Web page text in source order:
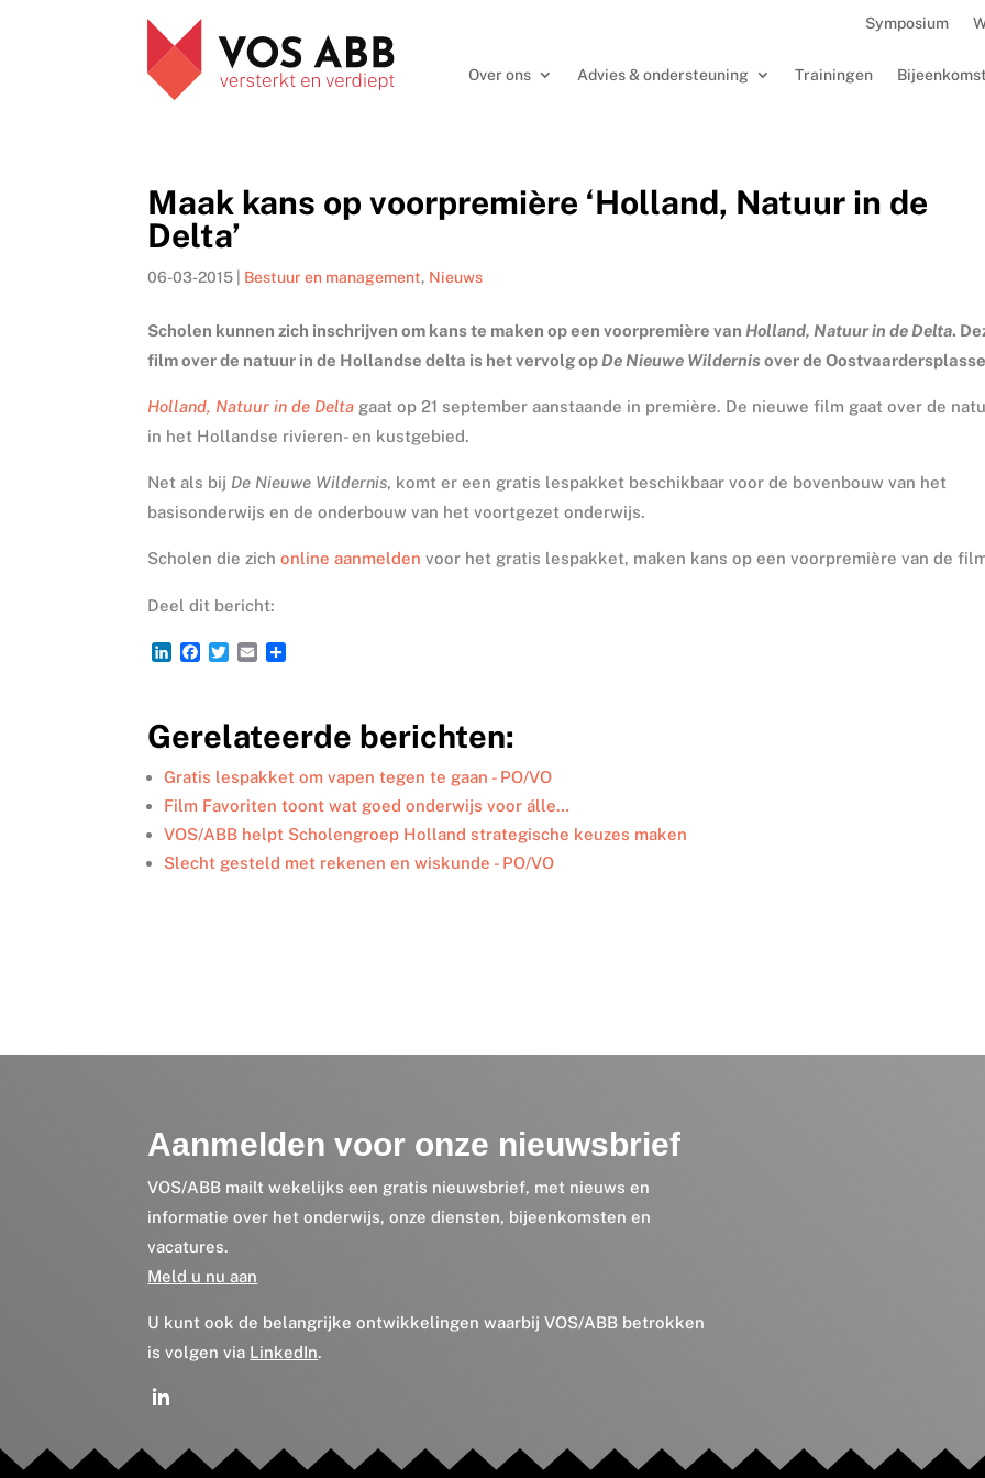
Symposium
Over ons Advies & ondersteuning Trainingen
Maak kans op voorpremière ‘Holland, Natuur in de
Delta’
06-03-2015 Bestuur en management, Nieuws
Scholen kunnen zich inschrijven om kans te maken op een voorpremière van Holland, Natuur in de Delta.
film over de natuur in de Hollandse delta is het vervolg op De Nieuwe Wildernisover de
Holland, Natuur in de Delta gaat op 21 september aanstaande in première. De nieuwe film gaat over de
in het Hollandse rivieren- en kustgebied.
Net als bij De Nieuwe Wildernis, komt er een gratis lespakket beschikbaar voor de bovenbouw van het
basisonderwijs en de onderbouw van het voortgezet onderwijs.
Scholen die zichonline aanmelden voor het gratis lespakket, maken kans op een voorpremière van de
Deel dit bericht:
L
e
d
I
n
F
b
o
o
k
T
t
e
r
E
l
n
Gerelateerde berichten:
Gratis lespakket om vapen tegen te gaan - PO/VO
Film Favoriten toont wat goed onderwijs voor álle…
VOS/ABB helpt Scholengroep Holland strategische keuzes maken
Slecht gesteld met rekenen en wiskunde - PO/VO
Aanmelden voor onze nieuwsbrief
VOS/ABB mailt wekelijks een gratis nieuwsbrief, met nieuws en
informatie over het onderwijs, onze diensten, bijeenkomsten en
vacatures.
Meld u nu aan
U kunt ook de belangrijke ontwikkelingen waarbij VOS/ABB betrokken
is volgen via LinkedIn.